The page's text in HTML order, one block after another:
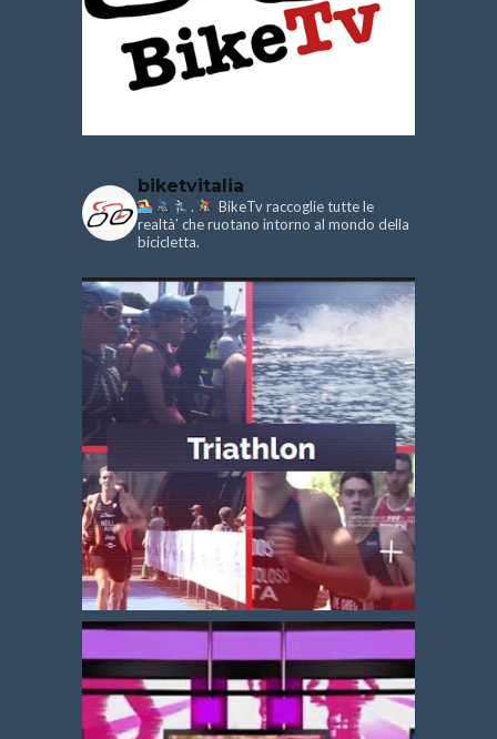
biketvitalia
.
BikeTv raccoglie tutte le
realtà’ che ruotano intorno al mondo della
bicicletta.